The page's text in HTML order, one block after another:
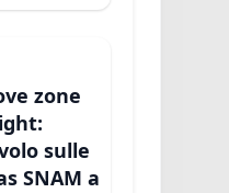
zone
sulle
SNAM a